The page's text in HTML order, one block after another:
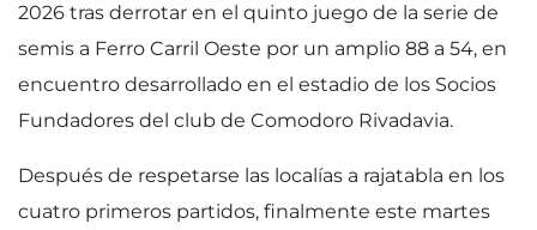
2026 tras derrotar en el quinto juego de la serie de
semis a Ferro Carril Oeste por un amplio 88 a 54, en
encuentro desarrollado en el estadio de los Socios
Fundadores del club de Comodoro Rivadavia.
Después de respetarse las localías a rajatabla en los
cuatro primeros partidos, finalmente este martes